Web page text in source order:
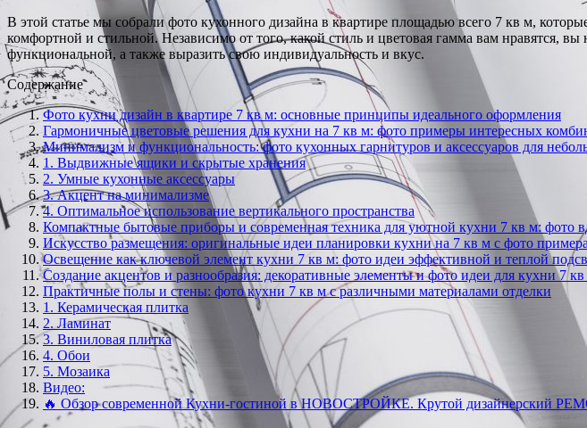
В этой статье мы собрали фото кухонного дизайна в квартире площадью всего 7 кв м,
комфортной и стильной. Независимо от того, какой стиль и цветовая гамма вам нравятся,
функциональной, а также выразить свою индивидуальность и вкус.
Содержание
Фото кухни дизайн в квартире 7 кв м: основные принципы идеального оформления
Гармоничные цветовые решения для кухни на 7 кв м: фото примеры интересных
Минимализм и функциональность: фото кухонных гарнитуров и аксессуаров для
1. Выдвижные ящики и скрытые хранения
2. Умные кухонные аксессуары
3. Акцент на минимализме
4. Оптимальное использование вертикального пространства
Компактные бытовые приборы и современная техника для уютной кухни 7 кв м: фото
Искусство размещения: оригинальные идеи планировки кухни на 7 кв м с фото
Освещение как ключевой элемент кухни 7 кв м: фото идеи эффективной и теплой
Создание акцентов и разнообразия: декоративные элементы и фото идеи для кухни 7
Практичные полы и стены: фото кухни 7 кв м с различными материалами отделки
1. Керамическая плитка
2. Ламинат
3. Виниловая плитка
4. Обои
5. Мозаика
Видео:
🔥 Обзор современной Кухни-гостиной в НОВОСТРОЙКЕ. Крутой дизайнерский